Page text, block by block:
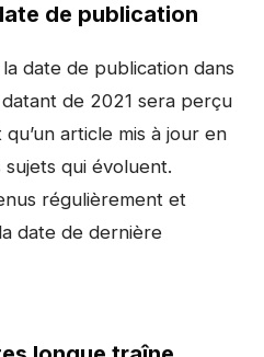
de publication
date de publication dans
de 2021 sera perçu
article mis à jour en
qui évoluent.
régulièrement et
date de dernière